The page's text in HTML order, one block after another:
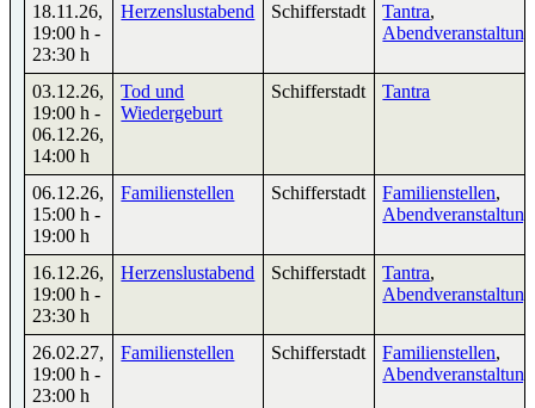
18.11.26,
19:00 h -
23:30 h
Herzenslustabend Schifferstadt Tantra,
03.12.26,
19:00 h -
06.12.26,
14:00 h
Tod und
Wiedergeburt
Schifferstadt Tantra
06.12.26,
15:00 h -
19:00 h
Familienstellen Schifferstadt Familienstellen,
16.12.26,
19:00 h -
23:30 h
Herzenslustabend Schifferstadt Tantra,
26.02.27,
19:00 h -
23:00 h
Familienstellen Schifferstadt Familienstellen,